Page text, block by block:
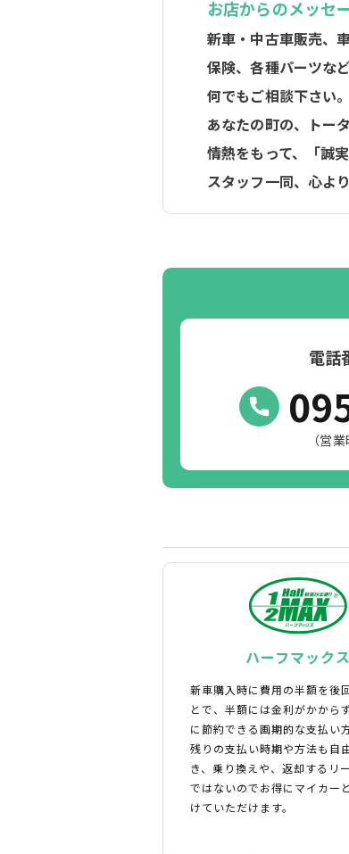
お店からのメッセ
新車・中古車販売、
保険、各種パーツな
何でもご相談下さい。
あなたの町の、トー
情熱をもって、「誠
スタッフ一同、心よ
電話
（営
ハーフマックス
新車購入時に費用の半額を後
とで、半額には金利がかから
に節約できる画期的な支払い方
残りの支払い時期や方法も自
き、乗り換えや、返却するリ
ではないのでお得にマイカー
けていただけます。